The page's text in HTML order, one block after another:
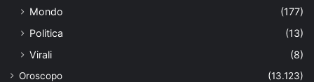
Mondo
(177)
Politica
(13)
Virali
(8)
Oroscopo (13.123)